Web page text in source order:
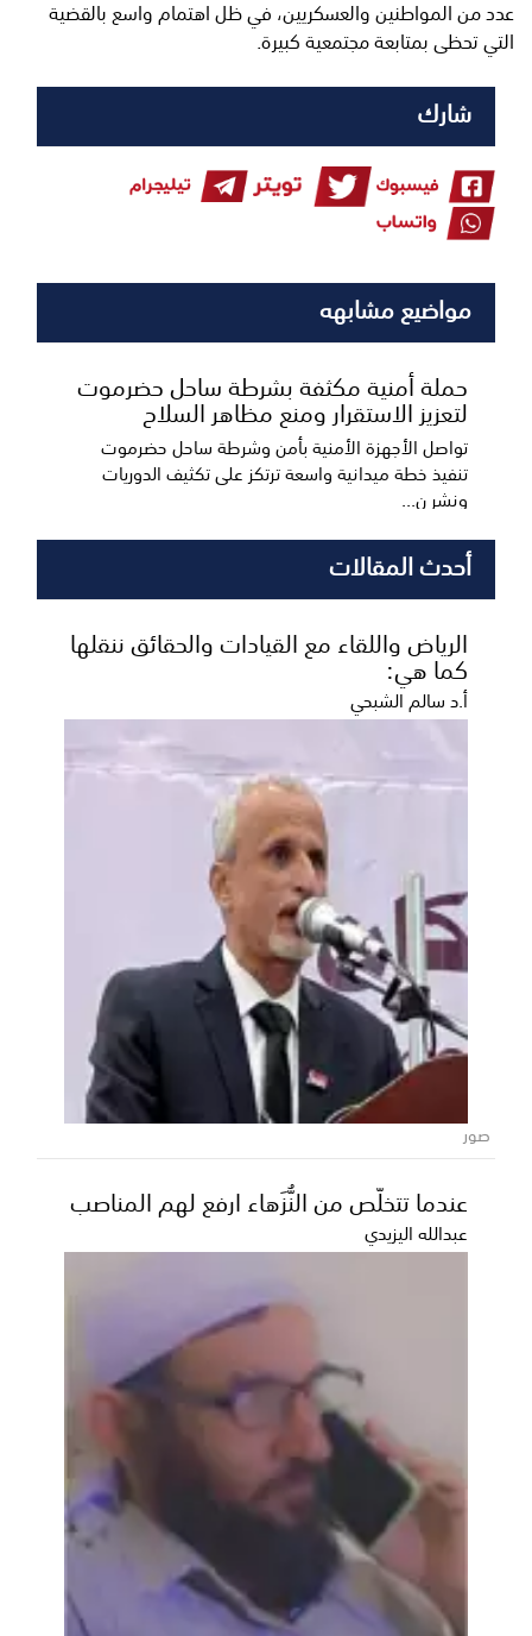
عدد من المواطنين والعسكريين، في ظل اهتمام واسع بالقضية
التي تحظى بمتابعة مجتمعية كبيرة.
شارك
مواضيع مشابهه
حملة أمنية مكثفة بشرطة ساحل حضرموت
لتعزيز الاستقرار ومنع مظاهر السلاح
تواصل الأجهزة الأمنية بأمن وشرطة ساحل حضرموت
تنفيذ خطة ميدانية واسعة ترتكز على تكثيف الدوريات
ونشر ن...
المنطقة العسكرية الأولى تؤكد جاهزيتها
العالية لتعزيز أمن واستقرار حضرموت
أكدت قيادة المنطقة العسكرية الأولى استمرار قواتها في
تنفيذ مهامها الوطنية والعسكرية بكامل الجاهزية و...
عقب اتصال من المحافظ الخنبشي.. اللواء
بن بريك يتراجع عن تجميد عضويته في
تحضيرية التنسيقي الأعلى بحضرموت
أحدث المقالات
الرياض واللقاء مع القيادات والحقائق ننقلها
كما هي:
أ.د سالم الشبحي
صور
عندما تتخلّص من النُّزَهاء ارفع لهم المناصب
عبدالله اليزيدي